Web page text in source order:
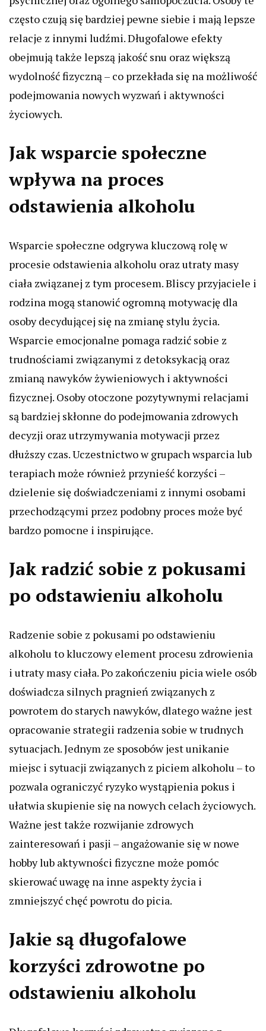
często czują się bardziej pewne siebie i mają lepsze
relacje z innymi ludźmi. Długofalowe efekty
obejmują także lepszą jakość snu oraz większą
wydolność fizyczną – co przekłada się na możliwość
podejmowania nowych wyzwań i aktywności
życiowych.
Jak wsparcie społeczne
wpływa na proces
odstawienia alkoholu
Wsparcie społeczne odgrywa kluczową rolę w
procesie odstawienia alkoholu oraz utraty masy
ciała związanej z tym procesem. Bliscy przyjaciele i
rodzina mogą stanowić ogromną motywację dla
osoby decydującej się na zmianę stylu życia.
Wsparcie emocjonalne pomaga radzić sobie z
trudnościami związanymi z detoksykacją oraz
zmianą nawyków żywieniowych i aktywności
fizycznej. Osoby otoczone pozytywnymi relacjami
są bardziej skłonne do podejmowania zdrowych
decyzji oraz utrzymywania motywacji przez
dłuższy czas. Uczestnictwo w grupach wsparcia lub
terapiach może również przynieść korzyści –
dzielenie się doświadczeniami z innymi osobami
przechodzącymi przez podobny proces może być
bardzo pomocne i inspirujące.
Jak radzić sobie z pokusami
po odstawieniu alkoholu
Radzenie sobie z pokusami po odstawieniu
alkoholu to kluczowy element procesu zdrowienia
i utraty masy ciała. Po zakończeniu picia wiele osób
doświadcza silnych pragnień związanych z
powrotem do starych nawyków, dlatego ważne jest
opracowanie strategii radzenia sobie w trudnych
sytuacjach. Jednym ze sposobów jest unikanie
miejsc i sytuacji związanych z piciem alkoholu – to
pozwala ograniczyć ryzyko wystąpienia pokus i
ułatwia skupienie się na nowych celach życiowych.
Ważne jest także rozwijanie zdrowych
zainteresowań i pasji – angażowanie się w nowe
hobby lub aktywności fizyczne może pomóc
skierować uwagę na inne aspekty życia i
zmniejszyć chęć powrotu do picia.
Jakie są długofalowe
korzyści zdrowotne po
odstawieniu alkoholu